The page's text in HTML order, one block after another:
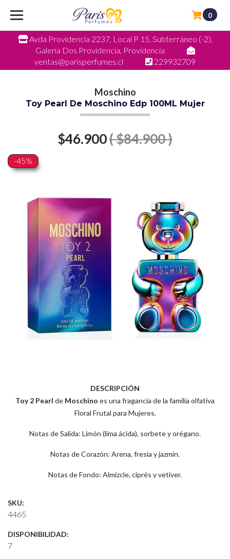
Avda Providencia 2237, Local P 15, Subterráneo (-2),
Galeria Dos Providencia, Providencia
ventas@parisperfumes.cl
229932709
0
Moschino
Toy Pearl De Moschino Edp 100ML Mujer
$46.900( $84.900 )
-45%
DESCRIPCIÓN
Toy 2 Pearl de Moschino es una fragancia de la familia olfativa
Floral Frutal para Mujeres.
Notas de Salida: Limón (lima ácida), sorbete y orégano.
Notas de Corazón: Arena, fresia y jazmín.
Notas de Fondo: Almizcle, ciprés y vetiver.
SKU:
4465
DISPONIBILIDAD:
7